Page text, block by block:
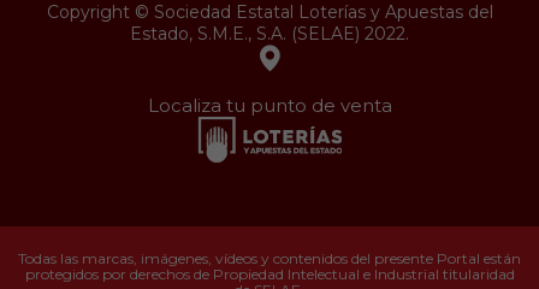
Copyright © Sociedad Estatal Loterías y Apuestas del
Estado, S.M.E., S.A. (SELAE) 2022.
Localiza tu punto de venta
Todas las marcas, imágenes, vídeos y contenidos del presente Portal están
protegidos por derechos de Propiedad Intelectual e Industrial titularidad